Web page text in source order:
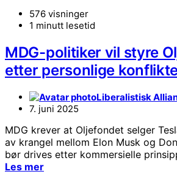
576 visninger
1 minutt lesetid
MDG-politiker vil styre
etter personlige
Liberalistisk
7. juni 2025
MDG krever at Oljefondet selger
av krangel mellom Elon Musk og
bør drives etter kommersielle
Les mer